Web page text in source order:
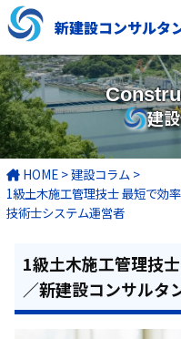
新建設コンサルタ
建
HOME >建設コラム >
1級土木施工管理技士 最短で効
技術士システム運営者
1級土木施工管理技
／新建設コンサルタ